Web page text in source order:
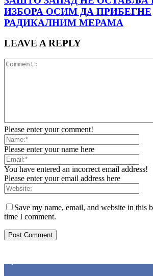
ИЗБОРА ОСИМ ДА ПРИБЕГНЕ
РАДИКАЛНИМ МЕРАМА
LEAVE A REPLY
Please enter your comment!
Please enter your name here
You have entered an incorrect email address!
Please enter your email address here
Save my name, email, and website in this
time I comment.